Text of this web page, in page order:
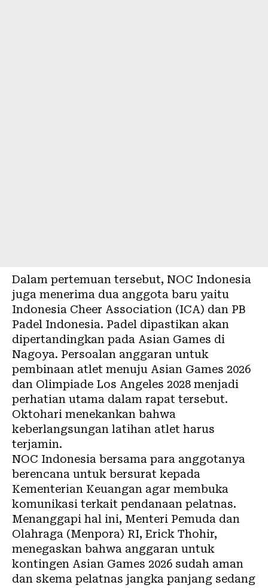
Dalam pertemuan tersebut, NOC Indonesia
juga menerima dua anggota baru yaitu
Indonesia Cheer Association (ICA) dan PB
Padel Indonesia. Padel dipastikan akan
dipertandingkan pada Asian Games di
Nagoya. Persoalan anggaran untuk
pembinaan atlet menuju Asian Games 2026
dan Olimpiade Los Angeles 2028 menjadi
perhatian utama dalam rapat tersebut.
Oktohari menekankan bahwa
keberlangsungan latihan atlet harus
terjamin.
NOC Indonesia bersama para anggotanya
berencana untuk bersurat kepada
Kementerian Keuangan agar membuka
komunikasi terkait pendanaan pelatnas.
Menanggapi hal ini, Menteri Pemuda dan
Olahraga (Menpora) RI, Erick Thohir,
menegaskan bahwa anggaran untuk
kontingen Asian Games 2026 sudah aman
dan skema pelatnas jangka panjang sedang